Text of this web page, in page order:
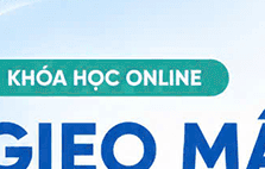
nghiệm đã làm trước đó.
cơ sở Y tế uy tín tại các
nhé. Cảm ơn bạn đã tin
sĩ, Bác sĩ Nguyễn Thị